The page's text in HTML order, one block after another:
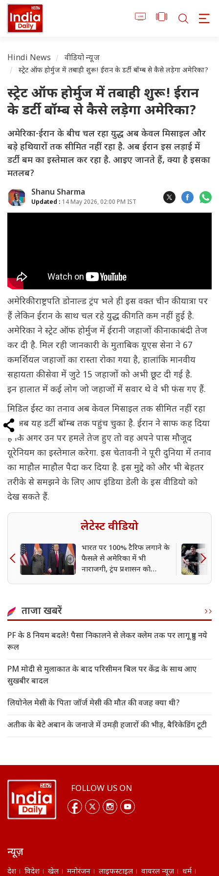
Hindi News वीडियो न्यूज
स्ट्रेट ऑफ होर्मुज में तबाही शुरू! ईरान के डर्टी बॉम्ब से कैसे लड़ेगा अमेरिका?
स्ट्रेट ऑफ होर्मुज में तबाही शुरू! ईरान
के डर्टी बॉम्ब से कैसे लड़ेगा अमेरिका?
अमेरिका-ईरान के बीच चल रहा युद्ध अब केवल मिसाइल और
बड़े हथियारों तक सीमित नहीं रहा है. अब ईरान इस लड़ाई में
डर्टी बम का इस्तेमाल कर रहा है. आइए जानते हैं, क्या है इसका
मतलब?
Shanu Sharma
Updated : 14 May 2026, 02:00 PM IST
अमेरिकी राष्ट्रपति डोनाल्ड ट्रंप भले ही इस वक्त चीन की यात्रा पर
हैं लेकिन ईरान के साथ चल रहे युद्ध की गति कम नहीं हुई है.
अमेरिका ने स्ट्रेट ऑफ होर्मुज में ईरानी जहाजों की नाकाबंदी तेज
कर दी है. मिल रही जानकारी के मुताबिक यूएस सेना ने 67
कमर्शियल जहाजों का रास्ता रोका गया है, हालांकि मानवीय
सहायता की सेवा में जुटे 15 जहाजों को अभी छूट दी गई है.
इन हालात में कई लोग जो जहाजों में सवार थे वे भी फंस गए हैं.
मिडिल ईस्ट का तनाव अब केवल मिसाइल तक सीमित नहीं रहा
है. अब यह डर्टी बॉम्ब तक पहुंच चुका है. ईरान ने साफ कह दिया
है कि अगर उन पर हमले तेज हुए तो वह अपने पास मौजूद
यूरेनियम का इस्तेमाल करेगा. इस चेतावनी ने पूरी दुनिया में तनाव
का माहौल माहौल पैदा कर दिया है. इस मुद्दे को और भी बेहतर
तरीके से समझने के लिए आप इंडिया डेली के इस वीडियो को
देख सकते हैं.
लेटेस्ट वीडियो
भारत पर 100% टैरिफ लगाने के
फैसले से अमेरिका में भी
नाराजगी, ट्रंप प्रशासन को
ताजा खबरें
PF के 8 नियम बदले! पैसा निकालने से लेकर क्लेम तक पर लागू हुए नये
रूल
PM मोदी से मुलाकात के बाद परिसीमन बिल पर केंद्र के साथ आए
सुखबीर बादल
लियोनेल मेसी के पिता जॉर्ज मेसी की मौत की वजह क्या थी?
अतीक के बेटे अबान के जनाजे में उमड़ी हजारों की भीड़, बैरिकेडिंग टूटी
FOLLOW US ON
न्यूज़
देश विदेश खेल मनोरंजन लाइफस्टाइल वायरल न्यूज़ धर्म